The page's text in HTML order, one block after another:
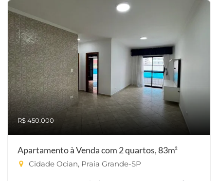
R$ 450.000
Apartamento à Venda com 2 quartos, 83m²
Cidade Ocian, Praia Grande-SP